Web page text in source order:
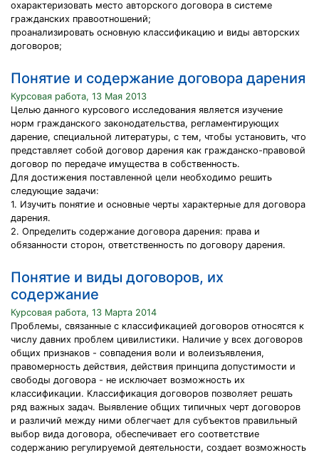
охарактеризовать место авторского договора в системе
гражданских правоотношений;
проанализировать основную классификацию и виды авторских
договоров;
Понятие и содержание договора дарения
Курсовая работа, 13 Мая 2013
Целью данного курсового исследования является изучение
норм гражданского законодательства, регламентирующих
дарение, специальной литературы, с тем, чтобы установить, что
представляет собой договор дарения как гражданско-правовой
договор по передаче имущества в собственность.
Для достижения поставленной цели необходимо решить
следующие задачи:
1. Изучить понятие и основные черты характерные для договора
дарения.
2. Определить содержание договора дарения: права и
обязанности сторон, ответственность по договору дарения.
Понятие и виды договоров, их
содержание
Курсовая работа, 13 Марта 2014
Проблемы, связанные с классификацией договоров относятся к
числу давних проблем цивилистики. Наличие у всех договоров
общих признаков - совпадения воли и волеизъявления,
правомерность действия, действия принципа допустимости и
свободы договора - не исключает возможность их
классификации. Классификация договоров позволяет решать
ряд важных задач. Выявление общих типичных черт договоров
и различий между ними облегчает для субъектов правильный
выбор вида договора, обеспечивает его соответствие
содержанию регулируемой деятельности, создает возможность